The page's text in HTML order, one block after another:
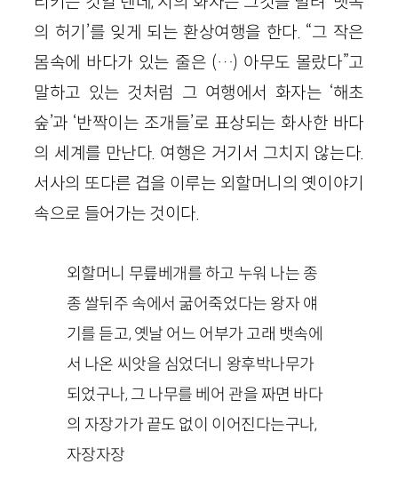
의 허기’를 잊게 되는 환상여행을 한다. “그 작은
몸속에 바다가 있는 줄은 (…) 아무도 몰랐다”고
말하고 있는 것처럼 그 여행에서 화자는 ‘해초
숲’과 ‘반짝이는 조개들’로 표상되는 화사한 바다
의 세계를 만난다. 여행은 거기서 그치지 않는다.
서사의 또다른 겹을 이루는 외할머니의 옛이야기
속으로 들어가는 것이다.
외할머니 무릎베개를 하고 누워 나는 종
종 쌀뒤주 속에서 굶어죽었다는 왕자 얘
기를 듣고, 옛날 어느 어부가 고래 뱃속에
서 나온 씨앗을 심었더니 왕후박나무가
되었구나, 그 나무를 베어 관을 짜면 바다
의 자장가가 끝도 없이 이어진다는구나,
자장자장